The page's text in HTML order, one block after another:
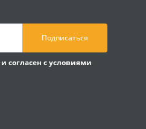
Подписаться
и согласен с условиями